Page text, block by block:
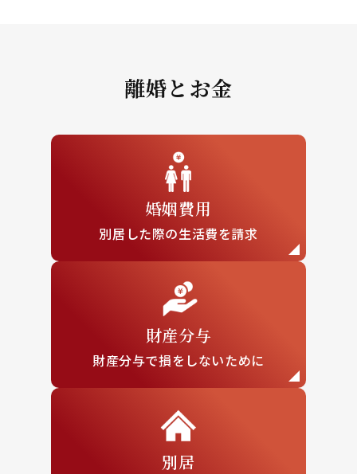
離婚とお金
婚姻費用
別居した際の生活費を請求
財産分与
財産分与で損を しないために
別居